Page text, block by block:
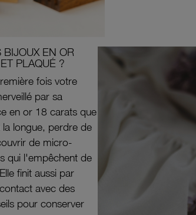
EN OR
PLAQUÉ ?
fois votre
par sa
en or 18 carats que
longue, perdre de
de micro-
qui l'empêchent de
finit aussi par
avec des
pour conserver